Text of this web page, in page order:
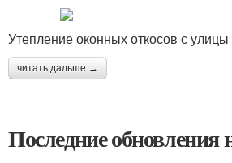
Утепление оконных откосов с улицы
читать дальше →
Последние обновления